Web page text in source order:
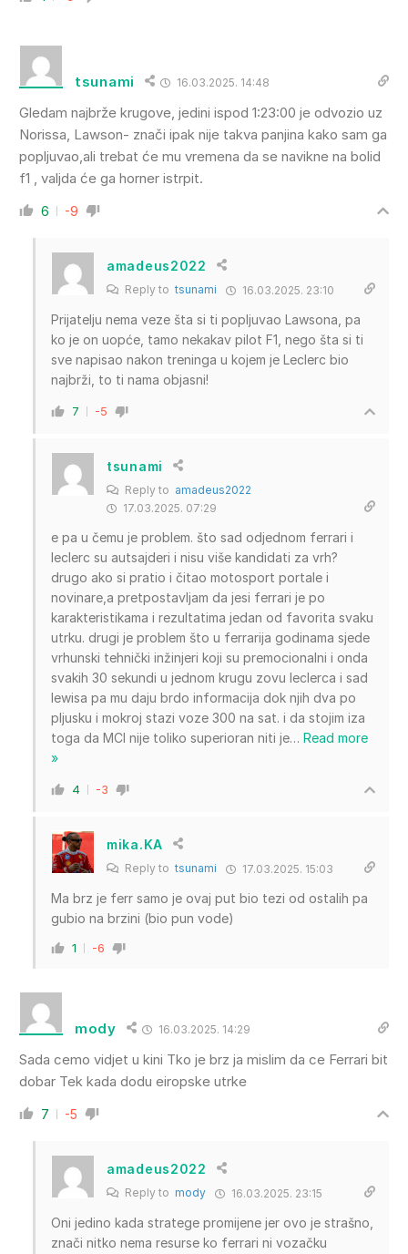
tsunami 16.03.2025. 14:48
Gledam najbrže krugove, jedini ispod 1:23:00 je odvozio uz
Norissa, Lawson- znači ipak nije takva panjina kako sam ga
popljuvao,ali trebat će mu vremena da se navikne na bolid
f1 , valjda će ga horner istrpit.
6 -9
amadeus2022
Reply to tsunami 16.03.2025. 23:10
Prijatelju nema veze šta si ti popljuvao Lawsona, pa
ko je on uopće, tamo nekakav pilot F1, nego šta si ti
sve napisao nakon treninga u kojem je Leclerc bio
najbrži, to ti nama objasni!
7 -5
tsunami
Reply to amadeus2022
17.03.2025. 07:29
e pa u čemu je problem. što sad odjednom ferrari i
leclerc su autsajderi i nisu više kandidati za vrh?
drugo ako si pratio i čitao motosport portale i
novinare,a pretpostavljam da jesi ferrari je po
karakteristikama i rezultatima jedan od favorita svaku
utrku. drugi je problem što u ferrarija godinama sjede
vrhunski tehnički inžinjeri koji su premocionalni i onda
svakih 30 sekundi u jednom krugu zovu leclerca i sad
lewisa pa mu daju brdo informacija dok njih dva po
pljusku i mokroj stazi voze 300 na sat. i da stojim iza
toga da MCl nije toliko superioran niti je… Read more
»
4 -3
mika.KA
Reply to tsunami 17.03.2025. 15:03
Ma brz je ferr samo je ovaj put bio tezi od ostalih pa
gubio na brzini (bio pun vode)
1 -6
mody 16.03.2025. 14:29
Sada cemo vidjet u kini Tko je brz ja mislim da ce Ferrari bit
dobar Tek kada dodu eiropske utrke
7 -5
amadeus2022
Reply to mody 16.03.2025. 23:15
Oni jedino kada stratege promijene jer ovo je strašno,
znači nitko nema resurse ko ferrari ni vozačku